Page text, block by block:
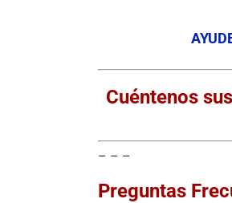
Cuéntenos
– – –
Preguntas